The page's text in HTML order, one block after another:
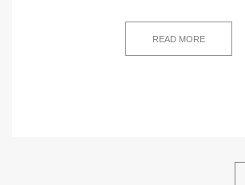
READ MORE